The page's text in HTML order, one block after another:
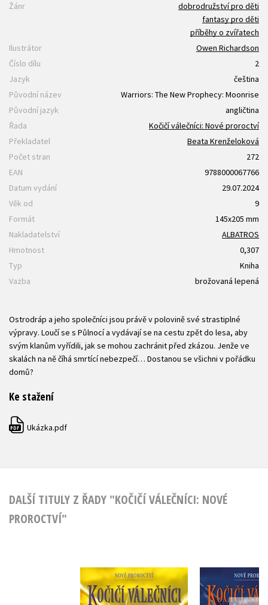
Žánr
dobrodružství pro děti
fantasy pro děti
příběhy o zvířatech
Ilustrátor
Owen Richardson
Číslo dílu
2
Jazyk
čeština
Původní název
Warriors: The New Prophecy: Moonrise
Původní jazyk
angličtina
Řada
Kočičí válečníci: Nové proroctví
Překladatel
Beata Krenželoková
Počet stran
272
EAN
9788000067766
Datum vydání
29.07.2024
Věk od
9
Formát
145x205 mm
Nakladatelství
ALBATROS
Hmotnost
0,307
Typ
Kniha
Vazba
brožovaná lepená
Ostrodráp a jeho společníci jsou právě v polovině své strastiplné
výpravy. Loučí se s Půlnocí a vydávají se na cestu zpět do lesa, aby
svým klanům vyřídili, jak se mohou zachránit před zkázou. Jenže ve
skalách na ně číhá smrtící nebezpečí… Dostanou se všichni v pořádku
domů?
Ke stažení
PDF Ukázka.pdf
DALŠÍ TITULY Z ŘADY "KOČIČÍ VÁLEČNÍCI: NOVÉ
PROROCTVÍ"
Kočičí válečníci:
Nové proroctví (5) -
Kočičí
Nové